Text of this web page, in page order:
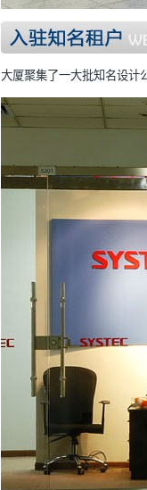
大厦聚集了一大批知名设计